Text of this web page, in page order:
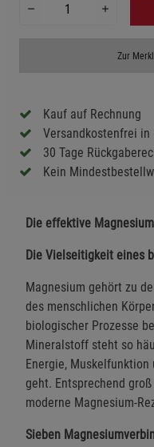
Zur
Kauf auf Rechnung
Versandkostenfrei in
30 Tage
Kein
Die effektive
Die Vielseitigkeit eines
Magnesium gehört zu
des menschlichen
biologischer Prozesse
Mineralstoff steht so
Energie,
geht. Entsprechend
moderne Magnesium-
Sieben